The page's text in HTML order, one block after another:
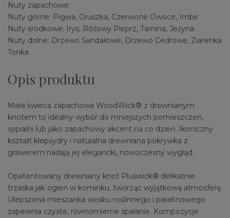
Nuty zapachowe:
Nuty górne: Pigwa, Gruszka, Czerwone Owoce, Imbir
Nuty środkowe: Irys, Różowy Pieprz, Tarnina, Jeżyna
Nuty dolne: Drzewo Sandałowe, Drzewo Cedrowe, Ziarenka
Tonka
Opis produktu
Mała świeca zapachowa WoodWick® z drewnianym
knotem to idealny wybór do mniejszych pomieszczeń,
sypialni lub jako zapachowy akcent na co dzień. Ikoniczny
kształt klepsydry i naturalna drewniana pokrywka z
grawerem nadają jej elegancki, nowoczesny wygląd.
Opatentowany drewniany knot Pluswick® delikatnie
trzaska jak ogień w kominku, tworząc wyjątkową atmosferę.
Ulepszona mieszanka wosku roślinnego i parafinowego
zapewnia czyste, równomierne spalanie. Kompozycje